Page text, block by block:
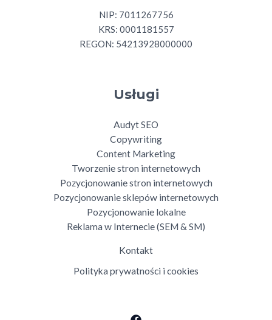
NIP: 7011267756
KRS: 0001181557
REGON: 54213928000000
Usługi
Audyt SEO
Copywriting
Content Marketing
Tworzenie stron internetowych
Pozycjonowanie stron internetowych
Pozycjonowanie sklepów internetowych
Pozycjonowanie lokalne
Reklama w Internecie (SEM & SM)
Kontakt
Polityka prywatności i cookies